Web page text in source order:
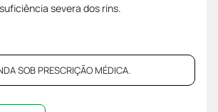
severa dos rins.
SOB PRESCRIÇÃO MÉDICA.